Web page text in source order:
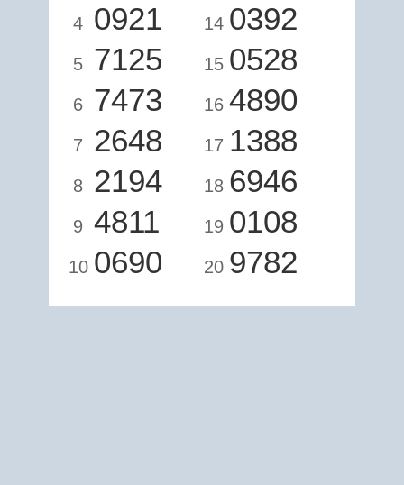
4 0921
5 7125
6 7473
7 2648
8 2194
9 4811
10 0690
14 0392
15 0528
16 4890
17 1388
18 6946
19 0108
20 9782